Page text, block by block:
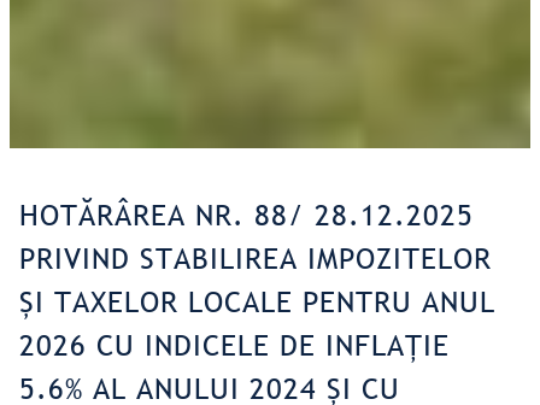
HOTĂRÂREA NR. 88/ 28.12.2025
PRIVIND STABILIREA IMPOZITELOR
ȘI TAXELOR LOCALE PENTRU ANUL
2026 CU INDICELE DE INFLAȚIE
5.6% AL ANULUI 2024 ȘI CU